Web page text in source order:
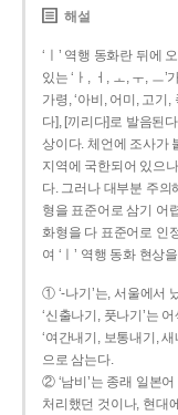
해설
‘ㅣ’ 역행 동화란 뒤에
있는 ‘ㅏ, ㅓ, ㅗ, ㅜ, ㅡ’
가령, ‘아비, 어미, 고기,
다], [끼리다]로 발음된
상이다. 체언에 조사가
지역에 국한되어 있으
다. 그러나 대부분 주의
형을 표준어로 삼기 어
화형을 다 표준어로 인
여 ‘ㅣ’ 역행 동화 현상
① ‘-나기’는, 서울에서
‘신출나기, 풋나기’는
‘여간내기, 보통내기,
으로 삼는다.
② ‘남비’는 종래 일본
처리했던 것이나, 현대